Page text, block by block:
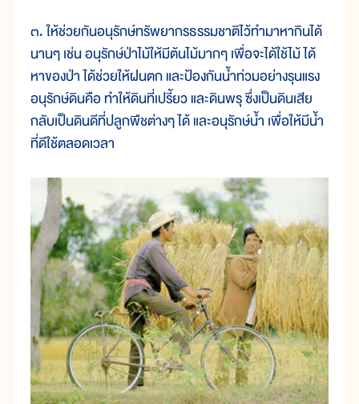
๓. ให้ช่วยกันอนุรักษ์ทรัพยากรธรรมชาติไว้ทำมาหากินได้
นานๆ เช่น อนุรักษ์ป่าไม้ให้มีต้นไม้มากๆ เพื่อจะได้ใช้ไม้ ได้
หาของป่า ได้ช่วยให้ฝนตก และป้องกันน้ำท่วมอย่างรุนแรง
อนุรักษ์ดินคือ ทำให้ดินที่เปรี้ยว และดินพรุ ซึ่งเป็นดินเสีย
กลับเป็นดินดีที่ปลูกพืชต่างๆ ได้ และอนุรักษ์น้ำ เพื่อให้มีน้ำ
ที่ดีใช้ตลอดเวลา